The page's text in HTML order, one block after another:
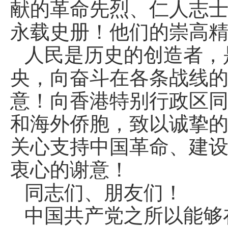
献的革命先烈、仁人志
永载史册！他们的崇高
人民是历史的创造者
央，向奋斗在各条战线
意！向香港特别行政区
和海外侨胞，致以诚挚
关心支持中国革命、建
衷心的谢意！
同志们、朋友们！
中国共产党之所以能